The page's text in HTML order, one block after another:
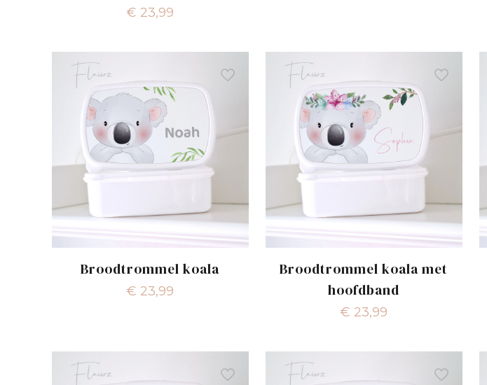
€ 23,99
Broodtrommel koala
€ 23,99
Broodtrommel koala met
hoofdband
€ 23,99